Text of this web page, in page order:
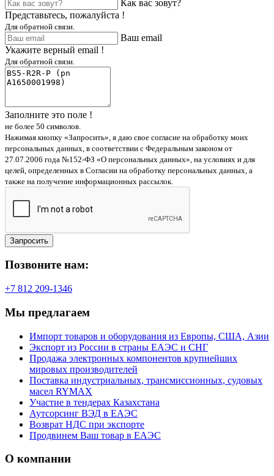
Как вас зовут?
Представьтесь, пожалуйста !
Для обратной связи.
Ваш email
Укажите верный email !
Для обратной связи.
Заполните это поле !
не более 50 символов.
Нажимая кнопку «Запросить», я даю свое согласие на обработку моих
персональных данных, в соответствии с Федеральным законом от
27.07.2006 года №152-ФЗ «О персональных данных», на условиях и для
целей, определенных в Согласии на обработку персональных данных, а
также на получение информационных рассылок.
Запросить
Позвоните нам:
+7 812 209-1346
Мы предлагаем
Импорт товаров и оборудования из Европы, США, Азии
Экспорт из России в страны ЕАЭС и СНГ
Продажа электронных компонентов крупнейших
мировых производителей
Поставка индустриальных, трансмиссионных, судовых
масел RYMAX
Участие в тендерах Казахстана
Аутсорсинг ВЭД в ЕАЭС
Возврат НДС при экспорте
Продвинем Ваш товар в ЕАЭС
О компании